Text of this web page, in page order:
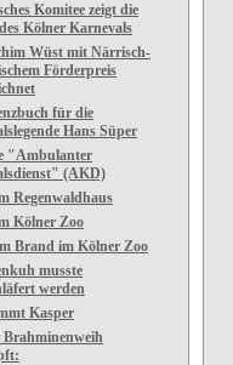
Komitee zeigt die
Kölner Karnevals
Wüst mit Närrisch-
Förderpreis
für die
Hans Süper
"Ambulanter
(AKD)
Regenwaldhaus
Kölner Zoo
Brand im Kölner Zoo
musste
werden
Kasper
Brahminenweih